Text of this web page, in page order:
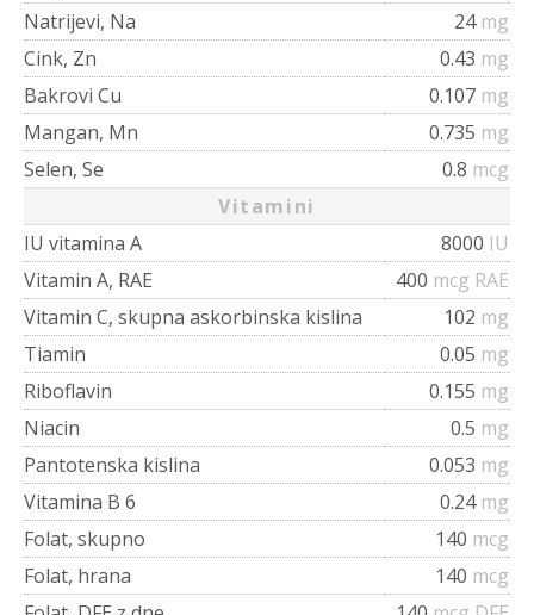
Natrijevi, Na
24 mg
Cink, Zn
0.43 mg
Bakrovi Cu
0.107 mg
Mangan, Mn
0.735 mg
Selen, Se
0.8 mcg
Vitamini
IU vitamina A
8000 IU
Vitamin A, RAE
400 mcg RAE
Vitamin C, skupna askorbinska kislina
102 mg
Tiamin
0.05 mg
Riboflavin
0.155 mg
Niacin
0.5 mg
Pantotenska kislina
0.053 mg
Vitamina B 6
0.24 mg
Folat, skupno
140 mcg
Folat, hrana
140 mcg